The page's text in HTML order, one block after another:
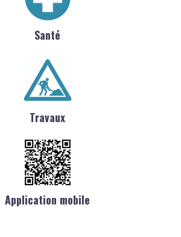
Santé
Travaux
Application mobile